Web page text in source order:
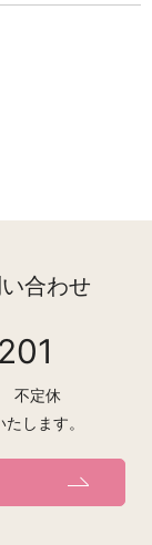
合わせ
不定休
します。